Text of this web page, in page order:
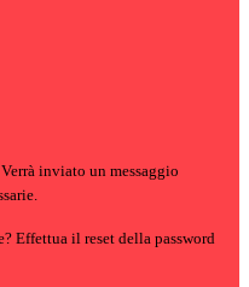
Verrà inviato un messaggio
Effettua il reset della password